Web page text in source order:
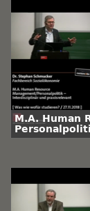
M.A. Human